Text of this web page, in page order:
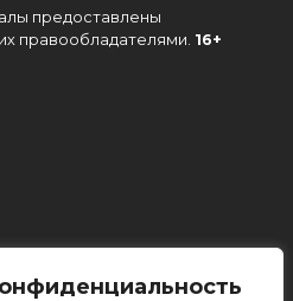
предоставлены
правообладателями. 16+